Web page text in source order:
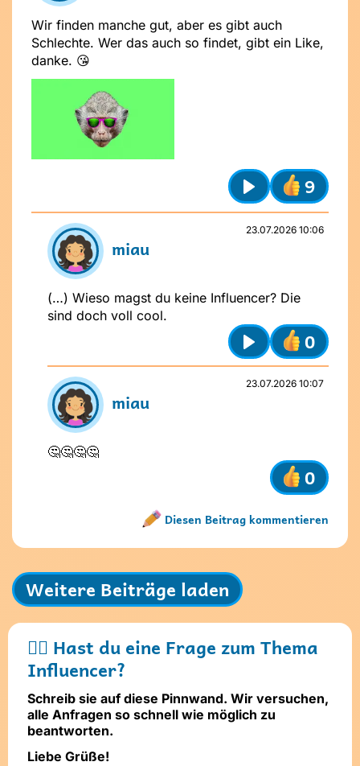
Stelle dirvor dem Absenden
Ist mein Text freundlich und
respektvoll?
Ist mein Beitrag für alle verständlich?
Möchte ich, dass andere das über
mich wissen?
Wir finden manche gut, aber es gibt auch
Schlechte. Wer das auch so findet, gibt ein Like,
danke. 😘
Play
9
miau
23.07.2026 10:06
(…) Wieso magst du keine Influencer? Die
sind doch voll cool.
Play
0
miau
23.07.2026 10:07
🤔🤔🤔🤔
0
Diesen Beitrag kommentieren
Name nicht vergeben
Name und Avatar ändern
Weitere Beiträge laden
🖐🏼 Hast du eine Frage zum Thema
Influencer?
Schreib sie auf diese Pinnwand. Wir versuchen,
alle Anfragen so schnell wie möglich zu
beantworten.
Liebe Grüße!